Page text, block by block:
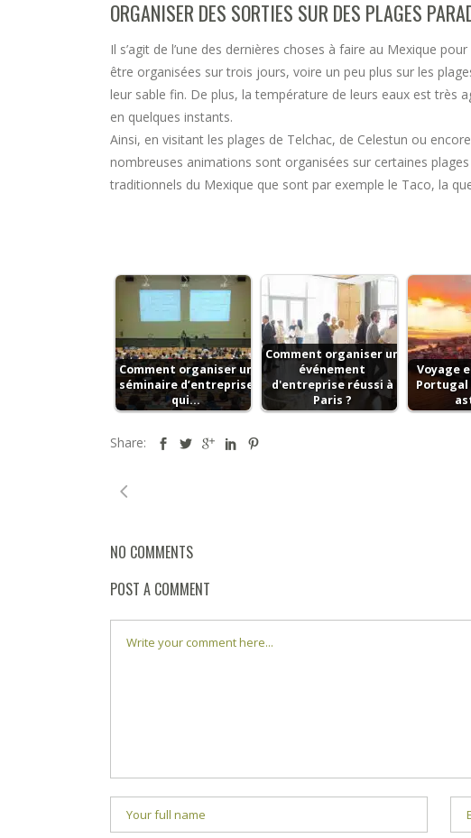
ORGANISER DES SORTIES SUR DES PLAGES
Il s’agit de l’une des dernières choses à faire au Mexique
être organisées sur trois jours, voire un peu plus sur les
leur sable fin. De plus, la température de leurs eaux est très
en quelques instants.
Ainsi, en visitant les plages de Telchac, de Celestun ou
nombreuses animations sont organisées sur certaines
traditionnels du Mexique que sont par exemple le Taco, la
Comment organiser un
séminaire d’entreprise
qui…
Comment organiser un
événement
d'entreprise réussi à
Paris ?
Voyage
Portugal
Share:
NO COMMENTS
POST A COMMENT